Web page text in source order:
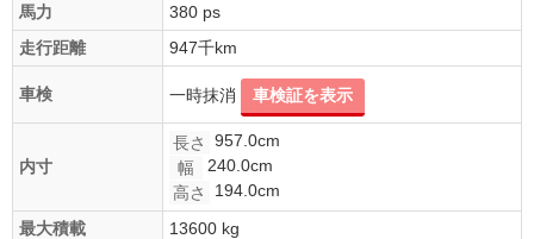
馬力
380 ps
走行距離
947千km
車検 一時抹消 車検証を表示
内寸
長さ
957.0cm
幅
240.0cm
高さ
194.0cm
最大積載
13600 kg